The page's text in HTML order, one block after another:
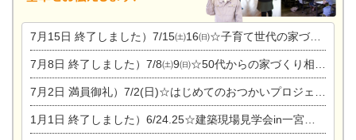
7月15日 終了しました）7/15㈯16㈰☆子育て世代の家づくり相談会
7月8日 終了しました）7/8㈯9㈰☆50代からの家づくり相談会
7月2日 満員御礼）7/2(日)☆はじめてのおつかいプロジェクト
1月1日 終了しました）6/24.25☆建築現場見学会in一宮市木曽川町